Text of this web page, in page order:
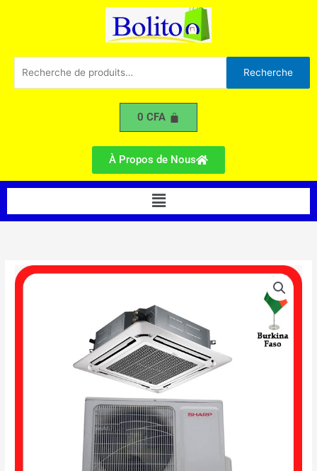
pour :
Recherche
0CFA
À Propos de Nous
Menu
quantité
de